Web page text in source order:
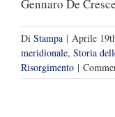
Gennaro De
Di Stampa | Aprile
meridionale, Storia
Risorgimento |